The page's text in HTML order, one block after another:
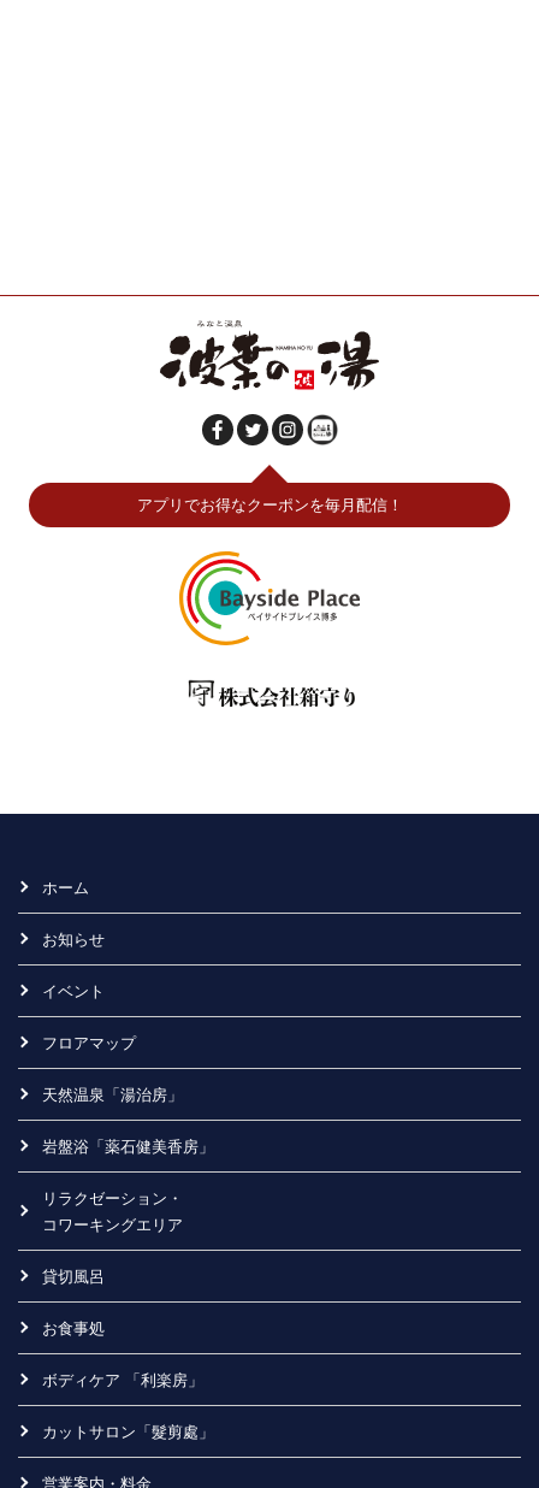
アプリでお得なクーポンを毎月配信！
ホーム
お知らせ
イベント
フロアマップ
天然温泉「湯治房」
岩盤浴「薬石健美香房」
リラクゼーション・
コワーキングエリア
貸切風呂
お食事処
ボディケア 「利楽房」
カットサロン「髮剪處」
営業案内・料金